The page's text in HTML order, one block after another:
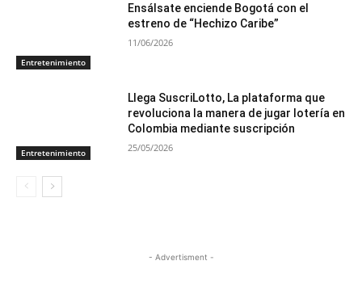
Entretenimiento
Ensálsate enciende Bogotá con el
estreno de “Hechizo Caribe”
11/06/2026
Entretenimiento
Llega SuscriLotto, La plataforma que
revoluciona la manera de jugar lotería en
Colombia mediante suscripción
25/05/2026
- Advertisment -